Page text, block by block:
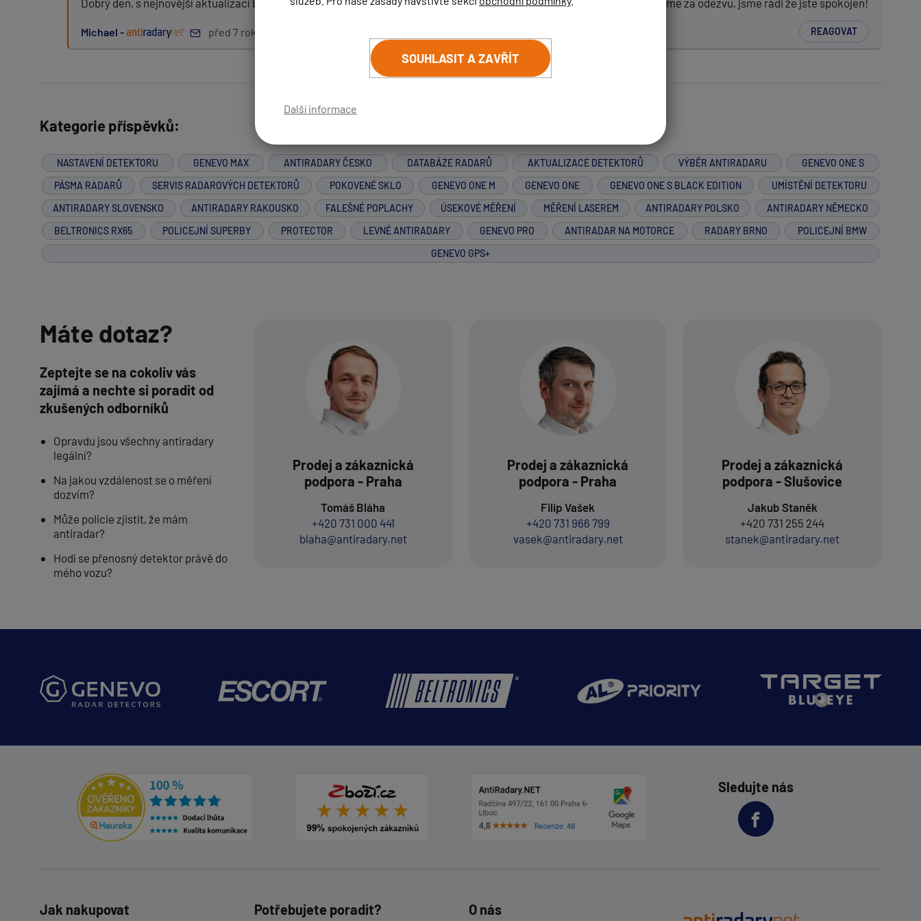
SOUHLASIT A ZAVŘÍT
Další informace
PŘIDAT PŘÍSPĚVEK
Dobrý den, s nejnovější aktualizací bychom tam vše měli mít, zkuste prosím detektory aktualizovat ještě jednou. Děkujeme za odezvu, jsme rádi že jste spokojen!
Michael - před 7 roky REAGOVAT
Kategorie příspěvků:
NASTAVENÍ DETEKTORU GENEVO MAX ANTIRADARY ČESKO DATABÁZE RADARŮ AKTUALIZACE DETEKTORŮ VÝBĚR ANTIRADARU
GENEVO ONE S
PÁSMA RADARŮ
SERVIS RADAROVÝCH DETEKTORŮ POKOVENÉ SKLO GENEVO ONE M GENEVO ONE GENEVO ONE S BLACK EDITION
UMÍSTĚNÍ DETEKTORU
ANTIRADARY SLOVENSKO
ANTIRADARY RAKOUSKO FALEŠNÉ POPLACHY ÚSEKOVÉ MĚŘENÍ MĚŘENÍ LASEREM ANTIRADARY POLSKO
ANTIRADARY NĚMECKO
BELTRONICS RX65
POLICEJNÍ SUPERBY PROTECTOR LEVNÉ ANTIRADARY GENEVO PRO ANTIRADAR NA MOTORCE RADARY BRNO
POLICEJNÍ BMW
GENEVO GPS+
Máte dotaz?
Zeptejte se na cokoliv vás
zajímá a nechte si poradit od
zkušených odborníků
Opravdu jsou všechny antiradary
legální?
Na jakou vzdálenost se o měření
dozvím?
Může policie zjistit, že mám
antiradar?
Hodí se přenosný detektor právě do
mého vozu?
Prodej a zákaznická
podpora - Praha
Tomáš Bláha
+420 731 000 441
blaha@antiradary.net
Prodej a zákaznická
podpora - Praha
Filip Vašek
+420 731 966 799
vasek@antiradary.net
Prodej a zákaznická
podpora - Slušovice
Jakub Staněk
+420 731 255 244
stanek@antiradary.net
Sledujte nás
Jak nakupovat Potřebujete poradit? O nás